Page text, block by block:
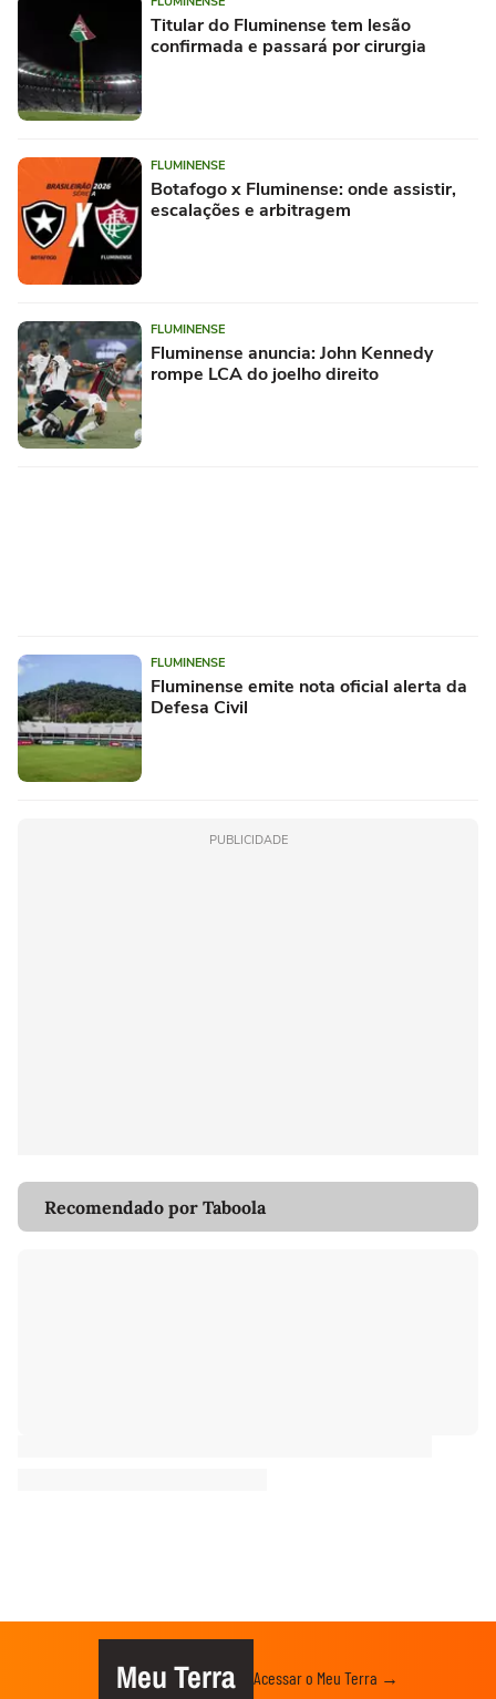
Titular do Fluminense tem lesão
confirmada e passará por cirurgia
FLUMINENSE
Botafogo x Fluminense: onde assistir,
escalações e arbitragem
FLUMINENSE
Fluminense anuncia: John Kennedy
rompe LCA do joelho direito
FLUMINENSE
Fluminense emite nota oficial alerta da
Defesa Civil
PUBLICIDADE
Recomendado por Taboola
Meu Terra Acessar o Meu Terra →